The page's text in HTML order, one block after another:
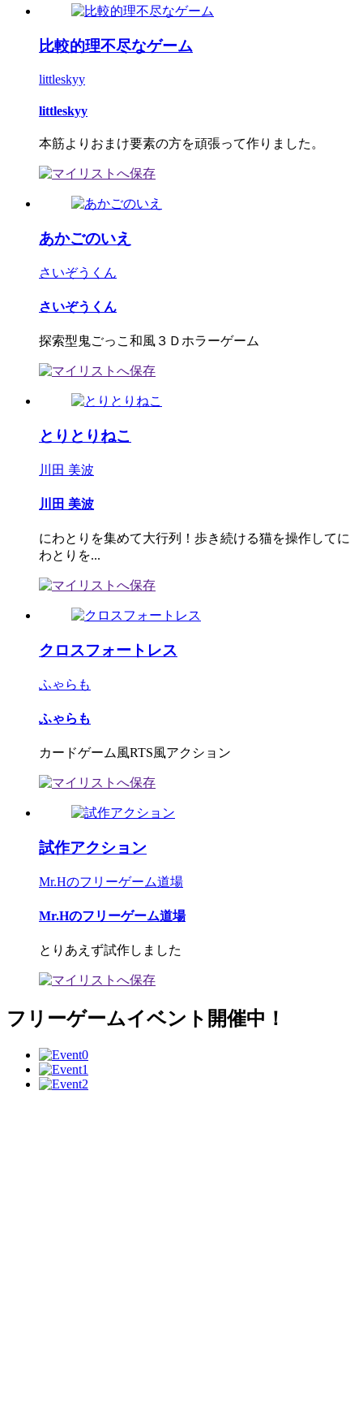
比較的理不尽なゲーム
littleskyy
littleskyy
本筋よりおまけ要素の方を頑張って作りました。
あかごのいえ
さいぞうくん
さいぞうくん
探索型鬼ごっこ和風３Ｄホラーゲーム
とりとりねこ
川田 美波
川田 美波
にわとりを集めて大行列！歩き続ける猫を操作してに
わとりを...
クロスフォートレス
ふゃらも
ふゃらも
カードゲーム風RTS風アクション
試作アクション
Mr.Hのフリーゲーム道場
Mr.Hのフリーゲーム道場
とりあえず試作しました
フリーゲームイベント開催中！